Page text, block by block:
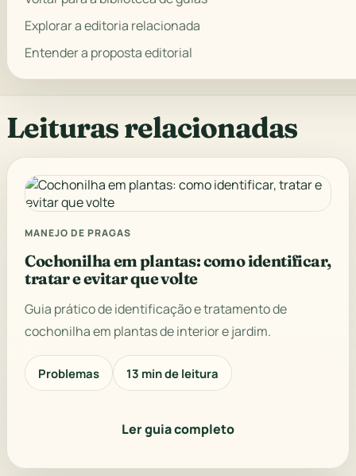
Explorar a editoria relacionada
Entender a proposta editorial
Leituras relacionadas
MANEJO DE PRAGAS
Cochonilha em plantas: como identificar,
tratar e evitar que volte
Guia prático de identificação e tratamento de
cochonilha em plantas de interior e jardim.
Problemas 13 min de leitura
Ler guia completo